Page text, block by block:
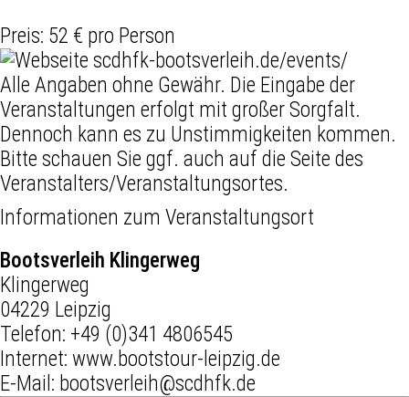
Preis: 52 € pro Person
scdhfk-bootsverleih.de/events/
Alle Angaben ohne Gewähr. Die Eingabe der
Veranstaltungen erfolgt mit großer Sorgfalt.
Dennoch kann es zu Unstimmigkeiten kommen.
Bitte schauen Sie ggf. auch auf die Seite des
Veranstalters/Veranstaltungsortes.
Informationen zum Veranstaltungsort
Bootsverleih Klingerweg
Klingerweg
04229 Leipzig
Telefon: +49 (0)341 4806545
Internet: www.bootstour-leipzig.de
E-Mail: bootsverleih@scdhfk.de